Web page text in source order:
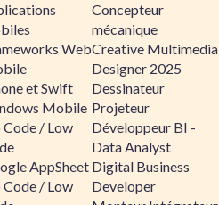
Web
et Swift
Mobile
/ Low
AppSheet
/ Low
Concepteur
mécanique
Creative Multimedia
Designer 2025
Dessinateur
Projeteur
Développeur BI -
Data Analyst
Digital Business
Developer